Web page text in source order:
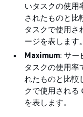
いタスクの使用
されたものと比
タスクで使用さ
ージを表します。
Maximum: サー
タスクの使用率
れたものと比較
クで使用される
を表します。